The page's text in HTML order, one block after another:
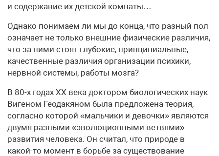
и содержание их детской комнаты…
Однако понимаем ли мы до конца, что разный пол
означает не только внешние физические различия,
что за ними стоят глубокие, принципиальные,
качественные различия организации психики,
нервной системы, работы мозга?
В 80-х годах ХХ века доктором биологических наук
Вигеном Геодакяном была предложена теория,
согласно которой «мальчики и девочки» являются
двумя разными «эволюционными ветвями»
развития человека. Он считал, что природе в
какой-то момент в борьбе за существование